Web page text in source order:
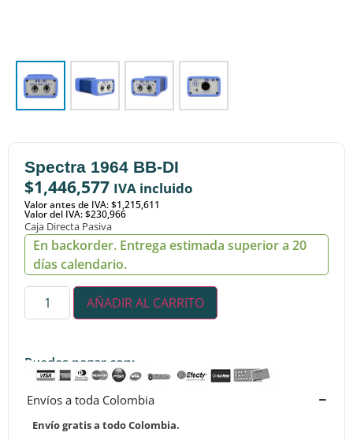
Spectra 1964 BB-DI
$1,446,577 IVA incluido
Valor antes de IVA: $1,215,611
Valor del IVA: $230,966
Caja Directa Pasiva
En backorder. Entrega estimada superior a 20
días calendario.
AÑADIR AL CARRITO
Puedes pagar con:
Envíos a toda Colombia
Envío gratis a todo Colombia.